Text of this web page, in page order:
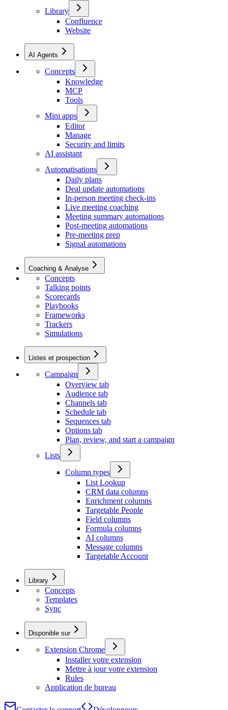
Library
Confluence
Website
AI Agents
Concepts
Knowledge
MCP
Tools
Mini apps
Editor
Manage
Security and limits
AI assistant
Automatisations
Daily plans
Deal update automations
In-person meeting check-ins
Live meeting coaching
Meeting summary automations
Post-meeting automations
Pre-meeting prep
Signal automations
Coaching & Analyse
Concepts
Talking points
Scorecards
Playbooks
Frameworks
Trackers
Simulations
Listes et prospection
Campaign
Overview tab
Audience tab
Channels tab
Schedule tab
Sequences tab
Options tab
Plan, review, and start a campaign
Lists
Column types
List Lookup
CRM data columns
Enrichment columns
Targetable People
Field columns
Formula columns
AI columns
Message columns
Targetable Account
Library
Concepts
Templates
Sync
Disponible sur
Extension Chrome
Installer votre extension
Mettre à jour votre extension
Rules
Application de bureau